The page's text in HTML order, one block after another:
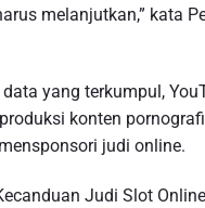
melanjutkan,” kata
yang terkumpul,
konten
judi online.
Judi Slot